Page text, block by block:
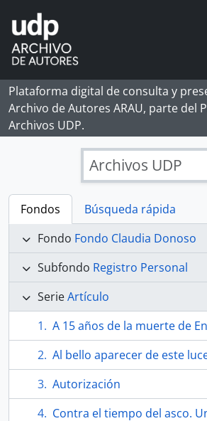
Skip to main content
Plataforma digital de consulta y
Archivo de Autores ARAU, parte del
Archivos UDP.
Archivos UDP
Fondos
Búsqueda rápida
Fondo Fondo Claudia Donoso
Subfondo Registro Personal
SerieArtículo
A 15 años de la muerte de
Al bello aparecer de este
Autorización
Contra el tiempo del asco. Una memoria de animal.